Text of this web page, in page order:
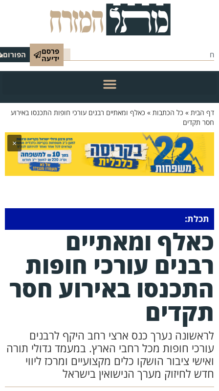
פרסם
ידיעה הפורום
הבית»כל הכתבות»כאלף ומאתיים רבנים עורכי חופות התכנסו באירוע
תקדים
×
תכלת:
ומאתיים
עורכי חופות
באירוע חסר
נערך כנס ארצי רחב היקף לרבנים
חופות מכל רחבי הארץ. במעמד גדולי תורה
ציבור הושקו כלים מקצועיים ומרכז ליווי
לחיזוק מערך הנישואין בישראל